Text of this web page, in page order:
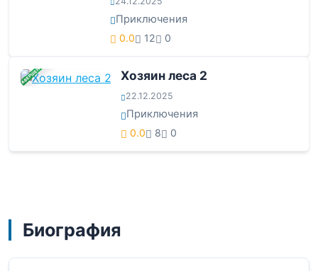
Приключения
0.0 12 0
ЗАВЕРШЕНА Хозяин леса 2
22.12.2025
Приключения
0.0 8 0
Биография